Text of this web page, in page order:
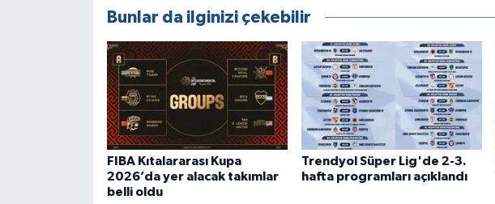
Bunlar da ilginizi çekebilir
FIBA Kıtalararası Kupa
2026’da yer alacak takımlar
belli oldu
Trendyol Süper Lig'de 2-3.
hafta programları açıklandı